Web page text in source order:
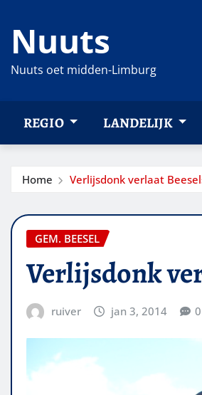
naar
inhoud
Nuuts
Nuuts oet midden-Limburg
REGIO LANDELIJK
Home Verlijsdonk verlaat
GEM. BEESEL
Verlijsdonk
ruiver jan 3, 2014 0